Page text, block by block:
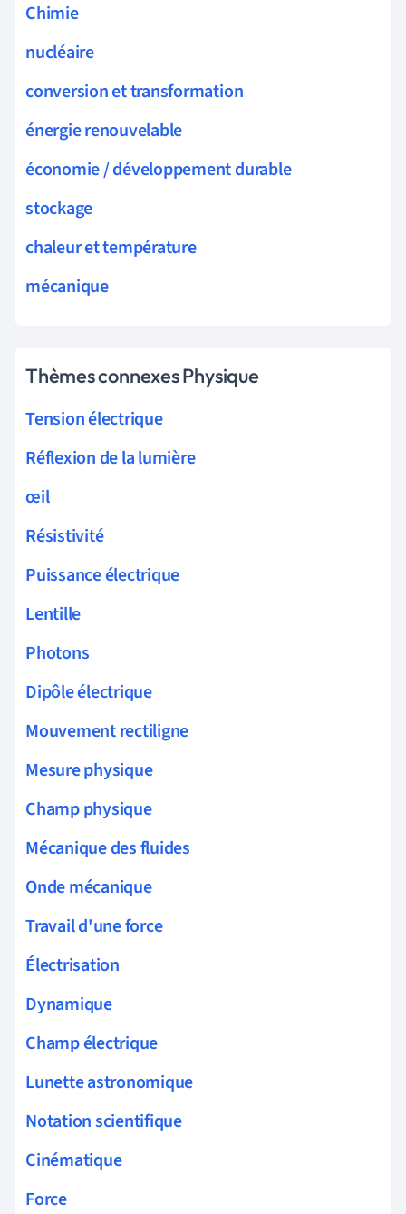
Chimie
nucléaire
conversion et transformation
énergie renouvelable
économie / développement durable
stockage
chaleur et température
mécanique
Thèmes connexes Physique
Tension électrique
Réflexion de la lumière
œil
Résistivité
Puissance électrique
Lentille
Photons
Dipôle électrique
Mouvement rectiligne
Mesure physique
Champ physique
Mécanique des fluides
Onde mécanique
Travail d'une force
Électrisation
Dynamique
Champ électrique
Lunette astronomique
Notation scientifique
Cinématique
Force